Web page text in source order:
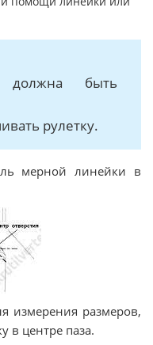
должна быть
рулетку.
мерной линейки в
измерения размеров,
в центре паза.